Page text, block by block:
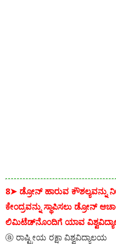
8➤ ಡ್ರೋನ್ ಹಾರುವ
ಕೇಂದ್ರವನ್ನು ಸ್ಥಾಪಿಸಲು ಡ್ರೋನ್
ಲಿಮಿಟೆಡ್‌ನೊಂದಿಗೆ ಯಾವ
ⓐ ರಾಷ್ಟ್ರೀಯ ರಕ್ಷಾ ವಿಶ್ವವಿದ್ಯಾಲಯ